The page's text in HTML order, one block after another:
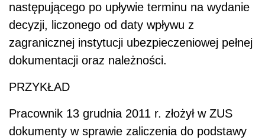
następującego po upływie terminu na wydanie
decyzji, liczonego od daty wpływu z
zagranicznej instytucji ubezpieczeniowej pełnej
dokumentacji oraz należności.
PRZYKŁAD
Pracownik 13 grudnia 2011 r. złożył w ZUS
dokumenty w sprawie zaliczenia do podstawy